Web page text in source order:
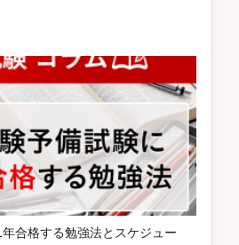
合格する勉強法とスケジュー